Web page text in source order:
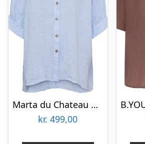
Marta du Chateau dame skjorte MdcCirelle 86250 – Cielo
kr. 499,00